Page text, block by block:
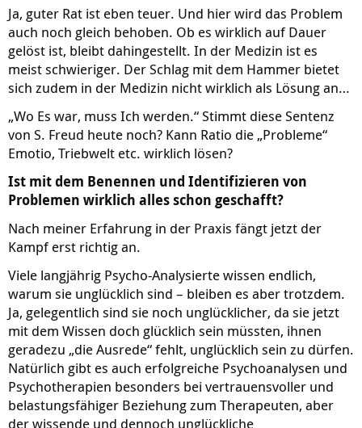
Ja, guter Rat ist eben teuer. Und hier wird das Problem
auch noch gleich behoben. Ob es wirklich auf Dauer
gelöst ist, bleibt dahingestellt. In der Medizin ist es
meist schwieriger. Der Schlag mit dem Hammer bietet
sich zudem in der Medizin nicht wirklich als Lösung an…
„Wo Es war, muss Ich werden.“ Stimmt diese Sentenz
von S. Freud heute noch? Kann Ratio die „Probleme“
Emotio, Triebwelt etc. wirklich lösen?
Ist mit dem Benennen und Identifizieren von
Problemen wirklich alles schon geschafft?
Nach meiner Erfahrung in der Praxis fängt jetzt der
Kampf erst richtig an.
Viele langjährig Psycho-Analysierte wissen endlich,
warum sie unglücklich sind – bleiben es aber trotzdem.
Ja, gelegentlich sind sie noch unglücklicher, da sie jetzt
mit dem Wissen doch glücklich sein müssten, ihnen
geradezu „die Ausrede“ fehlt, unglücklich sein zu dürfen.
Natürlich gibt es auch erfolgreiche Psychoanalysen und
Psychotherapien besonders bei vertrauensvoller und
belastungsfähiger Beziehung zum Therapeuten, aber
der wissende und dennoch unglückliche